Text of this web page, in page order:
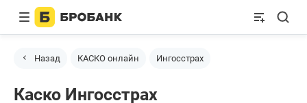
Назад КАСКО онлайн Ингосстрах
Каско Ингосстрах